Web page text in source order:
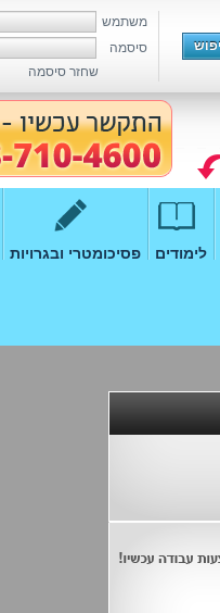
משתמש
סיסמה
שחזר סיסמה
לימודים פסיכומטרי ובגרויות